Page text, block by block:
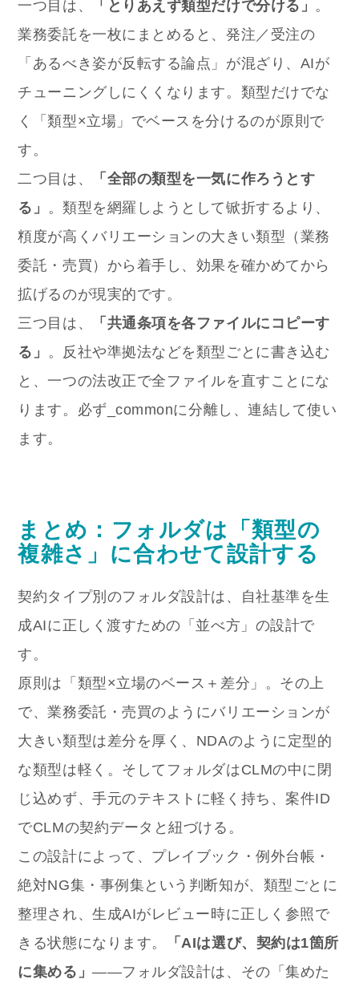
一つ目は、 「とりあえず類型だけで分ける」 。
業務委託を一枚にまとめると、発注／受注の
「あるべき姿が反転する論点」が混ざり、AIが
チューニングしにくくなります。類型だけでな
く「類型×立場」でベースを分けるのが原則で
す。
二つ目は、
「全部の類型を一気に作ろうとす
る」
。類型を網羅しようとして锨折するより、
頪度が高くバリエーションの大きい類型（業務
委託・売買）から着手し、効果を確かめてから
拡げるのが現実的です。
三つ目は、
「共通条項を各ファイルにコピーす
る」
。反社や準拠法などを類型ごとに書き込む
と、一つの法改正で全ファイルを直すことにな
ります。必ず _commonに分離し、連結して使い
ます。
まとめ：フォルダは「類型の
複雑さ」に合わせて設計する
契約タイプ別のフォルダ設計は、自社基準を生
成AIに正しく渡すための「並べ方」の設計で
す。
原則は「類型×立場のベース＋差分」。その上
で、業務委託・売買のようにバリエーションが
大きい類型は差分を厚く、NDAのように定型的
な類型は軽く。そしてフォルダはCLMの中に閉
じ込めず、手元のテキストに軽く持ち、案件ID
でCLMの契約データと紐づける。
この設計によって、プレイブック・例外台帳・
絶対NG集・事例集という判断知が、類型ごとに
整理され、生成AIがレビュー時に正しく参照で
きる状態になります。
「AIは選び、契約は1箇所
に集める」——フォルダ設計は、その「集めた